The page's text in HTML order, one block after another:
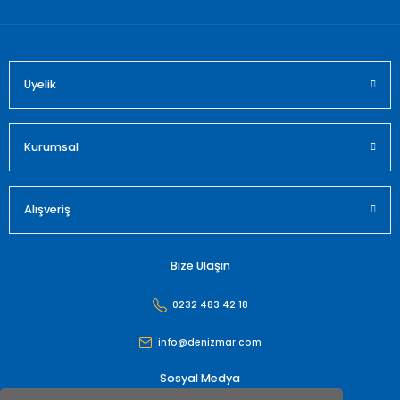
Üyelik
Kurumsal
Alışveriş
Bize Ulaşın
0232 483 42 18
info@denizmar.com
Sosyal Medya